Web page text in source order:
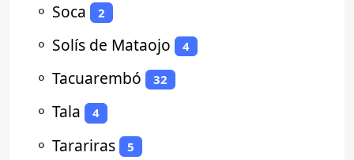
⚬ Soca 2
⚬ Solís de Mataojo 4
⚬ Tacuarembó 32
⚬ Tala 4
⚬ Tarariras 5